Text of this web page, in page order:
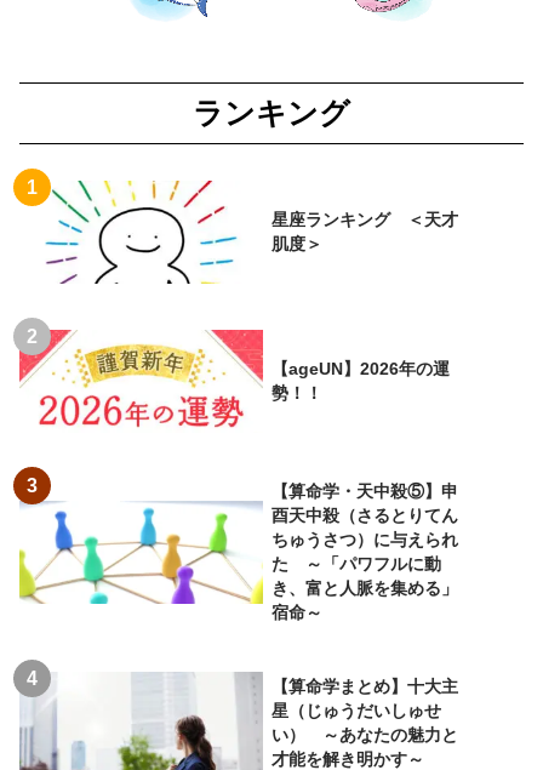
ランキング
星座ランキング ＜天才
肌度＞
【ageUN】2026年の運
勢！！
【算命学・天中殺⑤】申
酉天中殺（さるとりてん
ちゅうさつ）に与えられ
た ～「パワフルに動
き、富と人脈を集める」
宿命～
【算命学まとめ】十大主
星（じゅうだいしゅせ
い） ～あなたの魅力と
才能を解き明かす～